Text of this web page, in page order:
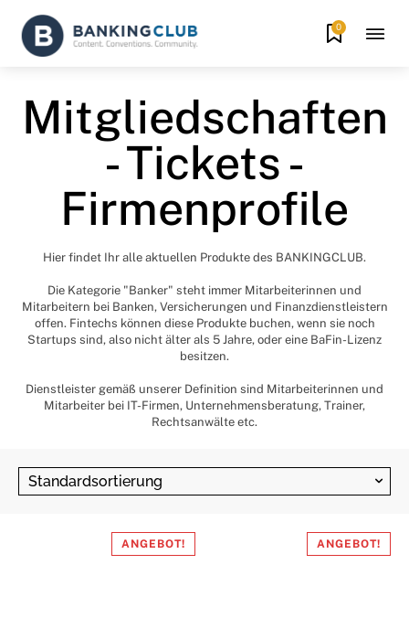
0
Mitgliedschaften
- Tickets -
Firmenprofile
Hier findet Ihr alle aktuellen Produkte des BANKINGCLUB.
Die Kategorie "Banker" steht immer Mitarbeiterinnen und
Mitarbeitern bei Banken, Versicherungen und Finanzdienstleistern
offen. Fintechs können diese Produkte buchen, wenn sie noch
Startups sind, also nicht älter als 5 Jahre, oder eine BaFin-Lizenz
besitzen.
Dienstleister gemäß unserer Definition sind Mitarbeiterinnen und
Mitarbeiter bei IT-Firmen, Unternehmensberatung, Trainer,
Rechtsanwälte etc.
ANGEBOT! ANGEBOT!